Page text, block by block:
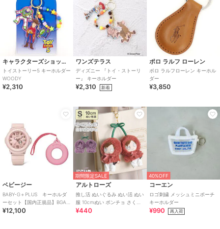
キャラクターズショップ ラフラフ
トイストーリー5 キーホルダー
WOODY
¥2,310
ワンズテラス
ディズニー 『トイ・ストーリ
ー』 キーホルダー
¥2,310 新着
ポロ ラルフ ローレン
ポロ ラルフローレン キーホル
ダー
¥3,850
ベビージー
BABY-G＋PLUS キーホルダ
ーセット【国内正規品】BGA-
15K-4AJR
¥12,100
期間限定SALE
アルトローズ
推し活 ぬいぐるみ ぬい活 ぬい
服 10cmぬい ポンチョ さくら
んぼ チェリー キーホルダー
¥440
40%OFF
コーエン
ロゴ刺繍 メッシュミニポーチ
キーホルダー
¥990 再入荷